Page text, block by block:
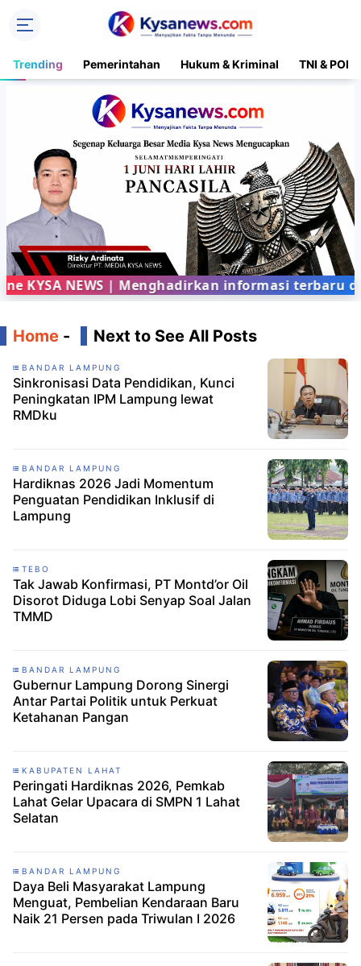
Trending Pemerintahan Hukum & Kriminal TNI &
NEWS | Menghadirkan informasi terbaru
Home - Next to See All Posts
BANDAR LAMPUNG
Sinkronisasi Data Pendidikan, Kunci
Peningkatan IPM Lampung lewat
RMDku
BANDAR LAMPUNG
Hardiknas 2026 Jadi Momentum
Penguatan Pendidikan Inklusif di
Lampung
TEBO
Tak Jawab Konfirmasi, PT Montd’or Oil
Disorot Diduga Lobi Senyap Soal Jalan
TMMD
BANDAR LAMPUNG
Gubernur Lampung Dorong Sinergi
Antar Partai Politik untuk Perkuat
Ketahanan Pangan
KABUPATEN LAHAT
Peringati Hardiknas 2026, Pemkab
Lahat Gelar Upacara di SMPN 1 Lahat
Selatan
BANDAR LAMPUNG
Daya Beli Masyarakat Lampung
Menguat, Pembelian Kendaraan Baru
Naik 21 Persen pada Triwulan I 2026